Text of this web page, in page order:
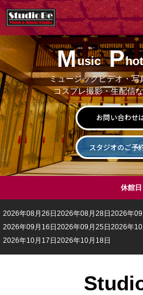
ミュージックビデオ・写
コスプレ撮影・生配信
Music P
お問い合わせ
スタジオのご予
休館日
2026年08月26日 2026年08月28日 2026年09
2026年09月16日 2026年09月25日 2026年10
2026年10月17日 2026年10月18日